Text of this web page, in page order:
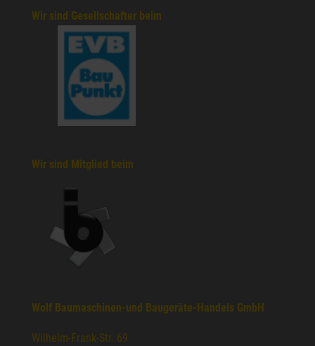
Wir sind Gesellschafter beim
Wir sind Mitglied beim
Wolf Baumaschinen-und Baugeräte-Handels GmbH
Wilhelm-Frank-Str. 69